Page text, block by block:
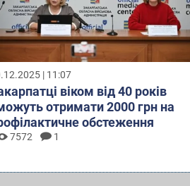
| 11:07
віком від 40 років
отримати 2000 грн на
обстеження
7572 1